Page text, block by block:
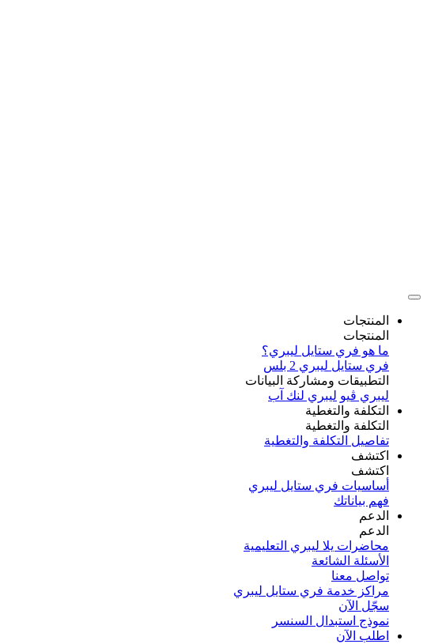
المنتجات
المنتجات
ما هو فري ستايل ليبري؟
فري ستايل ليبري 2 بلس​
التطبيقات ومشاركة البيانات
ليبري ڤيو ليبري لنك آب
التكلفة والتغطية
التكلفة والتغطية
تفاصيل التكلفة والتغطية
اكتشف​
اكتشف​
أساسيات فري ستايل ليبري
فهم بياناتك
الدعم
الدعم
محاضرات يلا ليبري التعليمية
الأسئلة الشائعة
تواصل معنا
مراكز خدمة فري ستايل ليبري
سجّل الآن​
نموذج استبدال السنسر
اطلب الآن